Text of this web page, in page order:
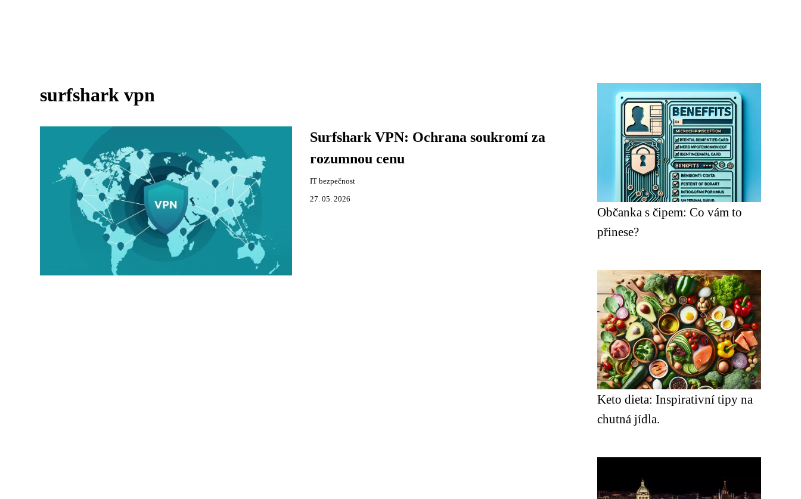
surfshark vpn
Surfshark VPN: Ochrana soukromí za
rozumnou cenu
IT bezpečnost
27. 05. 2026
Občanka s čipem: Co vám to
přinese?
Keto dieta: Inspirativní tipy na
chutná jídla.